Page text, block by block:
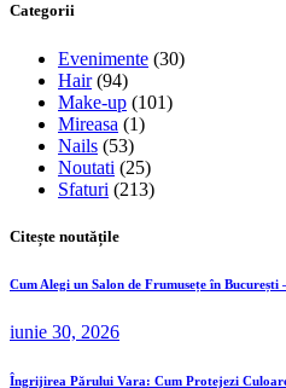
Categorii
Evenimente (30)
Hair(94)
Make-up (101)
Mireasa (1)
Nails (53)
Noutati (25)
Sfaturi (213)
Citește noutățile
Cum Alegi un Salon de Frumusețe în București
iunie 30, 2026
Îngrijirea Părului Vara: Cum Protejezi